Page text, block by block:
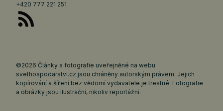
+420 777 221 251
©2026 Články a fotografie uveřejněné na webu
svethospodarstvi.cz jsou chráněny autorským právem. Jejich
kopírování a šíření bez vědomí vydavatele je trestné. Fotografie
a obrázky jsou ilustrační, nikoliv reportážní.